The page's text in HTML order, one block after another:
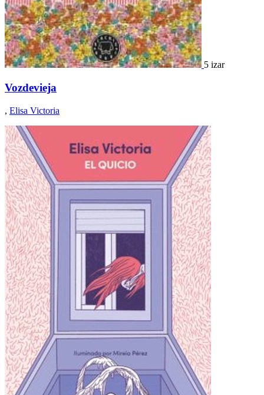
5 izar
Vozdevieja
, Elisa Victoria